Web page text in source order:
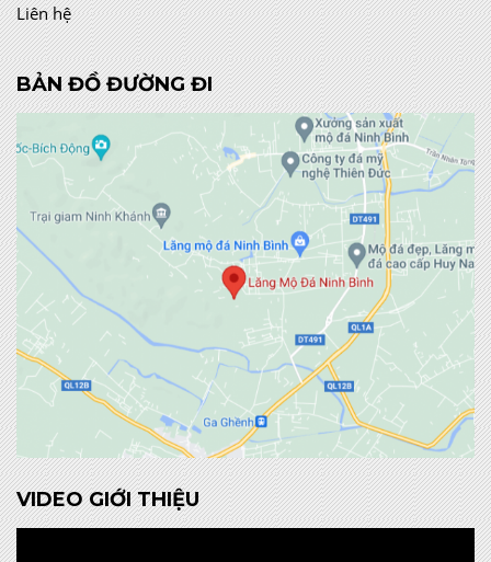
Liên hệ
BẢN ĐỒ ĐƯỜNG ĐI
VIDEO GIỚI THIỆU